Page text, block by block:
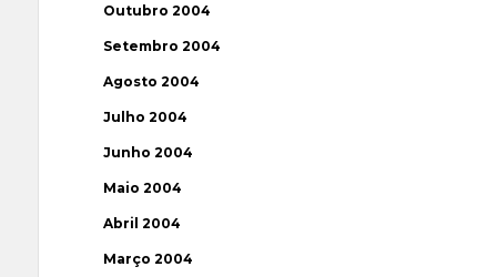
Outubro 2004
Setembro 2004
Agosto 2004
Julho 2004
Junho 2004
Maio 2004
Abril 2004
Março 2004